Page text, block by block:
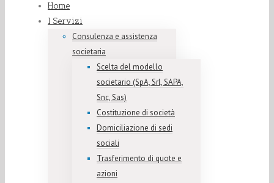
Home
I Servizi
Consulenza e assistenza
societaria
Scelta del modello
societario (SpA, Srl, SAPA,
Snc, Sas)
Costituzione di società
Domiciliazione di sedi
sociali
Trasferimento di quote e
azioni